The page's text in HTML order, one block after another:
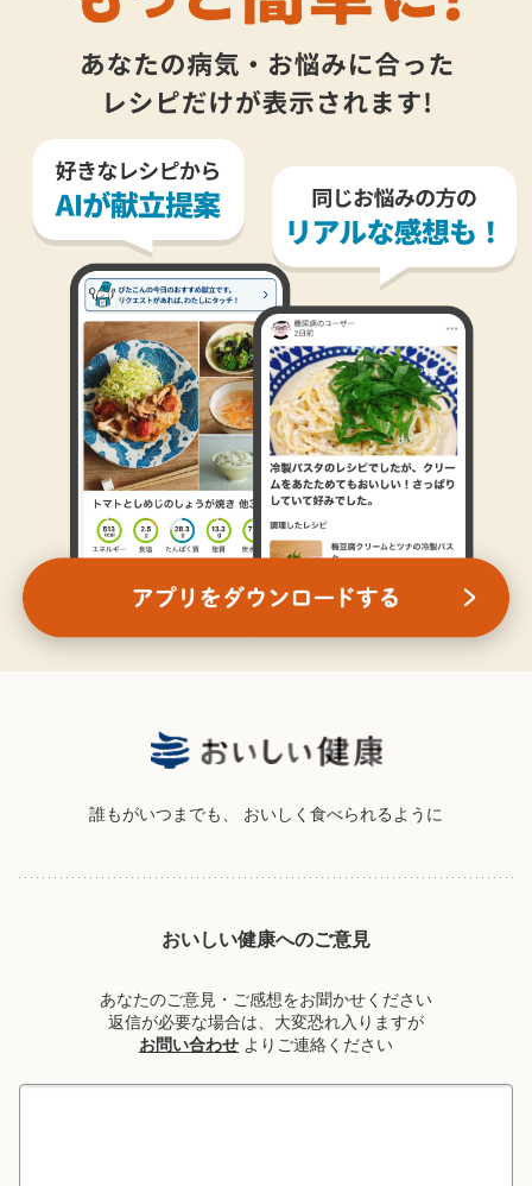
誰もがいつまでも、 おいしく食べられるように
おいしい健康へのご意見
あなたのご意見・ご感想をお聞かせください
返信が必要な場合は、大変恐れ入りますが
お問い合わせ よりご連絡ください